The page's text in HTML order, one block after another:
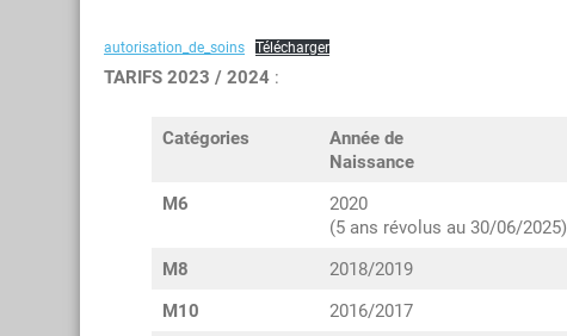
autorisation_de_soins Télécharger
TARIFS 2023 / 2024 :
Catégories
Année de
Naissance
M6
2020
(5 ans révolus au 30/06/2025)
M8 2018/2019
M10
2016/2017